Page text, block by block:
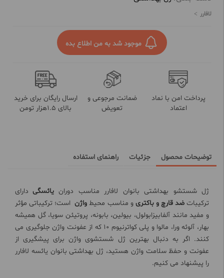
رفع بوی ناخوشایندلافارر
موجود شد به من اطلاع بده
پرداخت امن با نماد
اعتماد
ضمانت مرجوعی و
تعویض
ارسال رایگان برای خرید
بالای 1.5هزار تومن
توضیحات محصول جزئیات راهنمای استفاده
ژل شستشو بهداشتی بانوان لافارر مناسب دوران یائسگی دارای
ترکیباتضد قارچ و باکتری و مناسب محیط واژن است؛ ترکیباتی مؤثر
و مفید مانند آلفابیزابولول، بیولین، بابونه، پروتیئن سویا، گل همیشه
بهار، آلوئه ورا، مالوا و پلی کواترنیوم 10 که از عفونت واژن جلوگیری می
کنند. اگر به دنبال بهترین ژل شستشوی واژن برای پیشگیری از
عفونت و حفظ سلامت واژن هستید، ژل بهداشتی بانوان یائسه لافارر
را پیشنهاد می کنیم.